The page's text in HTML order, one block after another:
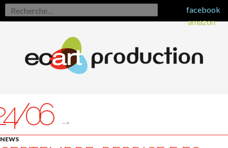
Rechercher :facebook
amazon
06 -->
NEWS